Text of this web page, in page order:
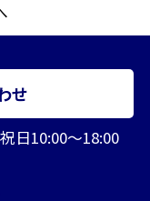
せ
日10:00～18:00